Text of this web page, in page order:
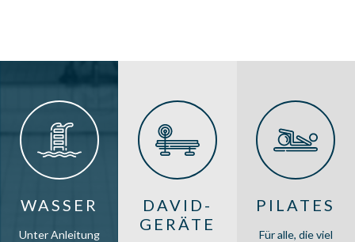
WASSER
Unter Anleitung
DAVID-
GERÄTE
PILATES
Für alle, die viel